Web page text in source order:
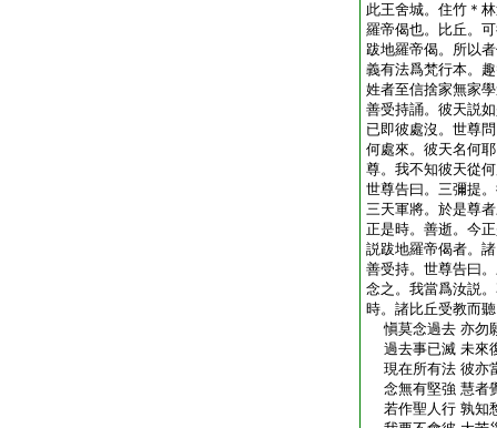
此王舍城。住竹＊
羅帝偈也。比丘。
跋地羅帝偈。所以
義有法爲梵行本。
姓者至信捨家無家
善受持誦。彼天説
已即彼處沒。世尊
何處來。彼天名何
尊。我不知彼天從
世尊告曰。三彌提
三天軍將。於是尊
正是時。善逝。今
説跋地羅帝偈者。
善受持。世尊告曰
念之。我當爲汝説
時。諸比丘受教而
愼莫念過去 亦勿
過去事已滅 未來
現在所有法 彼亦
念無有堅強 慧者
若作聖人行 孰知